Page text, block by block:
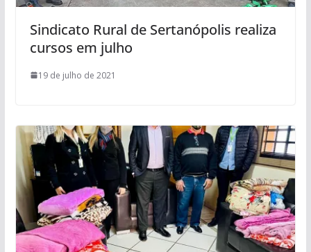
Sindicato Rural de Sertanópolis realiza
cursos em julho
19 de julho de 2021